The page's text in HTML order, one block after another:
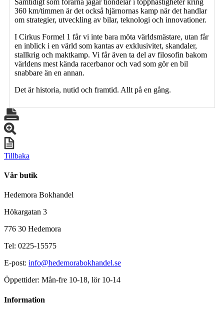
360 km/timmen är det också hjärnornas kamp när det handlar
om strategier, utveckling av bilar, teknologi och innovationer.
I Cirkus Formel 1 får vi inte bara möta världsmästare, utan får
en inblick i en värld som kantas av exklusivitet, skandaler,
stallkrig och maktkamp. Vi får även ta del av filosofin bakom
världens mest kända racerbanor och vad som gör en bil
snabbare än en annan.
Det är historia, nutid och framtid. Allt på en gång.
Tillbaka
Vår butik
Hedemora Bokhandel
Hökargatan 3
776 30 Hedemora
Tel: 0225-15575
E-post: info@hedemorabokhandel.se
Öppettider: Mån-fre 10-18, lör 10-14
Information